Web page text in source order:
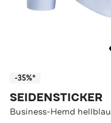
-35%*
SEIDENSTICKER
Business-Hemd hellblau